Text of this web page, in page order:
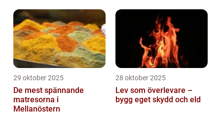
29 oktober 2025
De mest spännande
matresorna i
Mellanöstern
28 oktober 2025
Lev som överlevare –
bygg eget skydd och eld